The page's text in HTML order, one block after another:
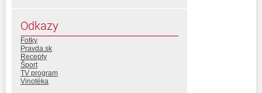
Odkazy
Fotky
Pravda.sk
Recepty
Šport
TV program
Vinotéka